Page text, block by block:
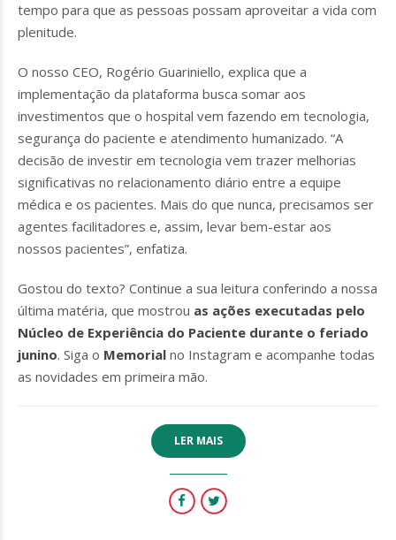
tempo para que as pessoas possam aproveitar a vida com
plenitude.
O nosso CEO, Rogério Guariniello, explica que a
implementação da plataforma busca somar aos
investimentos que o hospital vem fazendo em tecnologia,
segurança do paciente e atendimento humanizado. “A
decisão de investir em tecnologia vem trazer melhorias
significativas no relacionamento diário entre a equipe
médica e os pacientes. Mais do que nunca, precisamos ser
agentes facilitadores e, assim, levar bem-estar aos
nossos pacientes”, enfatiza.
Gostou do texto? Continue a sua leitura conferindo a nossa
última matéria, que mostrou as ações executadas pelo
Núcleo de Experiência do Paciente durante o feriado
junino. Siga o Memorial no Instagram e acompanhe todas
as novidades em primeira mão.
LER MAIS